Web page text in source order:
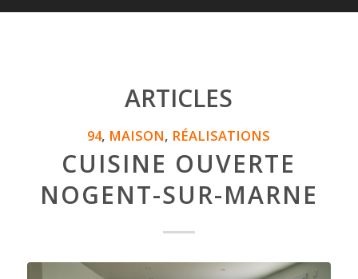
ARTICLES
94, MAISON, RÉALISATIONS
CUISINE OUVERTE
NOGENT-SUR-MARNE